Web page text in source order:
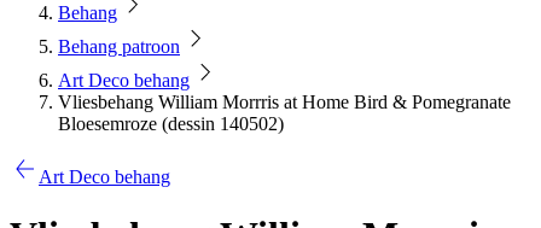
Behang
Behang patroon
Art Deco behang
Vliesbehang William Morrris at Home Bird & Pomegranate
Bloesemroze (dessin 140502)
Art Deco behang